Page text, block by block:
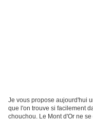
Je vous propose aujourd'hui
que l'on trouve si facilement
chouchou. Le Mont d'Or ne